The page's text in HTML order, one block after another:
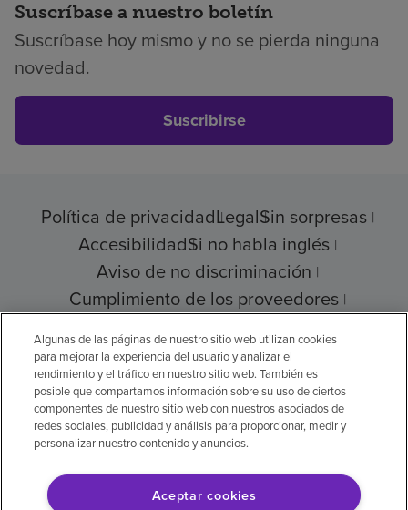
Suscríbase a nuestro boletín
Suscríbase hoy mismo y no se pierda ninguna
novedad.
Suscribirse
Política de privacidadLegalSin sorpresas
AccesibilidadSi no habla inglés
Aviso de no discriminación
Cumplimiento de los proveedores
© 2026 Encompass Health Corporation
Preferencias de cookies
Algunas de las páginas de nuestro sitio web utilizan cookies
para mejorar la experiencia del usuario y analizar el
rendimiento y el tráfico en nuestro sitio web. También es
posible que compartamos información sobre su uso de ciertos
componentes de nuestro sitio web con nuestros asociados de
redes sociales, publicidad y análisis para proporcionar, medir y
personalizar nuestro contenido y anuncios.
Aceptar cookies